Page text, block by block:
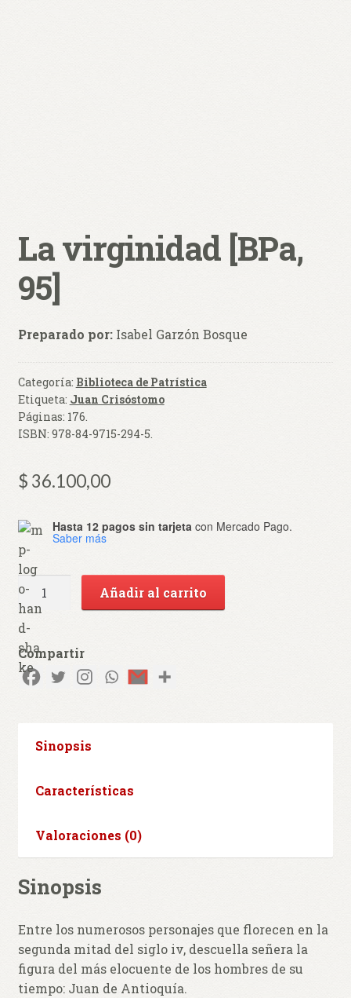
La virginidad [BPa,
95]
Preparado por:Isabel Garzón Bosque
Categoría: Biblioteca de Patrística
Etiqueta: Juan Crisóstomo
Páginas: 176.
ISBN: 978-84-9715-294-5.
$ 36.100,00
Hasta 12 pagos sin tarjeta con Mercado Pago.
Saber más
La
virginidad
[BPa,
95]
cantidad
Añadir al carrito
Compartir
Sinopsis
Características
Valoraciones (0)
Sinopsis
Entre los numerosos personajes que florecen en la
segunda mitad del siglo iv, descuella señera la
figura del más elocuente de los hombres de su
tiempo: Juan de Antioquía.